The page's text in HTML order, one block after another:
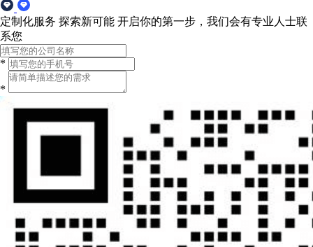
定制化服务 探索新可能 开启你的第一步，我们会有专业人士联
系您
*
*